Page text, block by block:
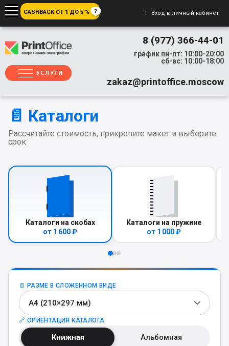
CASHBACK ОТ 1 ДО 5 % Вход в личный кабинет
УСЛУГИ
8 (977) 366-44-01
график пн-пт: 10:00-20:00
сб-вс: 10:00-18:00
zakaz@printoffice.moscow
📄 Каталоги
Рассчитайте стоимость, прикрепите макет и выберите
срок
Каталоги на скобах
от 1 600 ₽
Каталоги на пружине
от 1 000 ₽
📄 РАЗМЕ В СЛОЖЕННОМ ВИДЕ
А4 (210×297 мм)
🔗 ОРИЕНТАЦИЯ КАТАЛОГА
Книжная Альбомная